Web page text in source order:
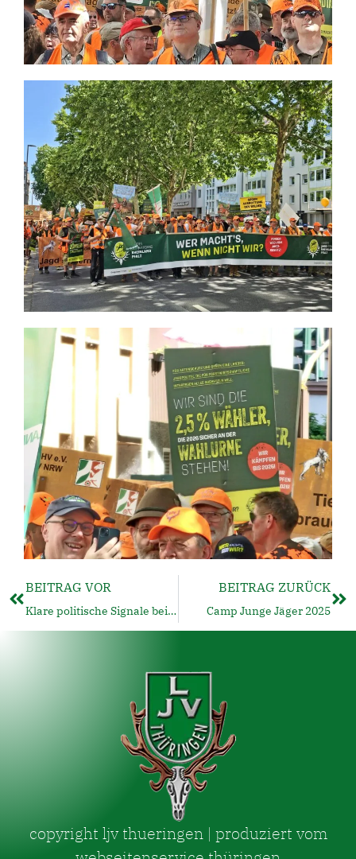
BEITRAG VOR
Klare politische Signale beim Bundesjägertag 2025 in Bonn
BEITRAG ZURÜCK
Camp Junge Jäger 2025
copyright ljv thueringen | produziert vom